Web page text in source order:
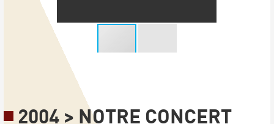
2004 > NOTRE CONCERT